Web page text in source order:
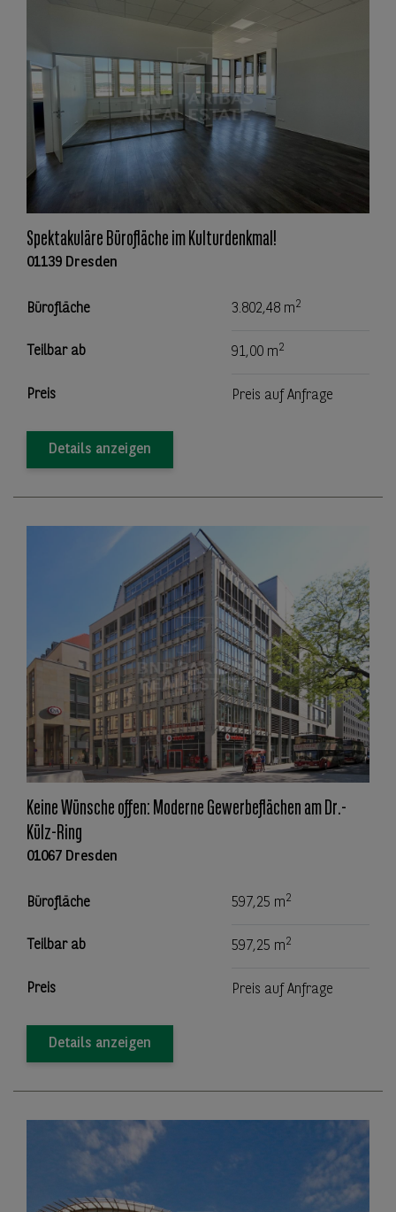
Spektakuläre Bürofläche im Kulturdenkmal!
01139 Dresden
Bürofläche 3.802,48 m2
Teilbar ab 91,00 m2
Preis Preis auf Anfrage
Details anzeigen
Keine Wünsche offen: Moderne Gewerbeflächen am Dr.-
Külz-Ring
01067 Dresden
Bürofläche 597,25 m2
Teilbar ab 597,25 m2
Preis Preis auf Anfrage
Details anzeigen